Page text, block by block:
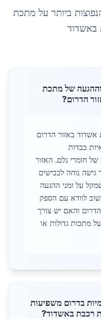
ביותר על מתכת
באשדוד
של מתכת
הדרום?
באזור הדרום
כבדות
חומרי גלם. האזור
נוחה לכבישים
על זמני ההגעה
לוודא עם הספק
הדרום והאם יש צורך
מתכות גדולות או
בדרום משפיעות
רכבת באשדוד?